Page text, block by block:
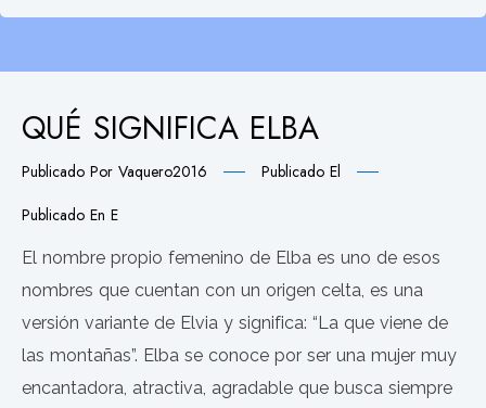
QUÉ SIGNIFICA ELBA
Publicado Por Vaquero2016
Publicado El
Publicado En E
El nombre propio femenino de Elba es uno de esos
nombres que cuentan con un origen celta, es una
versión variante de Elvia y significa: “La que viene de
las montañas”. Elba se conoce por ser una mujer muy
encantadora, atractiva, agradable que busca siempre